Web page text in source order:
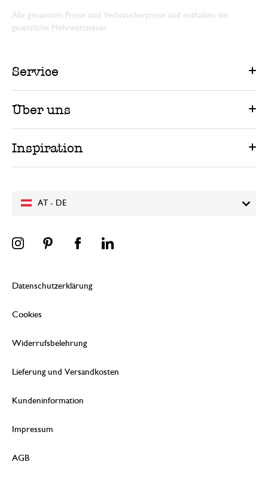
AT - DE
Alle genannten Preise sind Verbraucherpreise und enthalten die
gesetzliche Mehrwertsteuer.
Service
Über uns
Inspiration
Datenschutzerklärung
Cookies
Widerrufsbelehrung
Lieferung und Versandkosten
Kundeninformation
Impressum
AGB